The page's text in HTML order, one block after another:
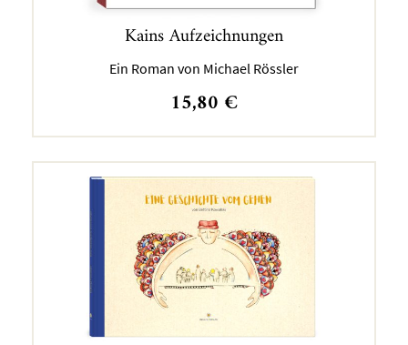
Kains Aufzeichnungen
Ein Roman von Michael Rössler
15,80 €